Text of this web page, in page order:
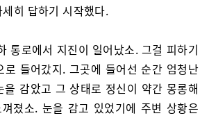
히 답하기 시작했다.
통로에서 지진이 일어났소. 그걸 피하기
로 들어갔지. 그곳에 들어선 순간 엄청난
을 감았고 그 상태로 정신이 약간 몽롱해
졌소. 눈을 감고 있었기에 주변 상황은